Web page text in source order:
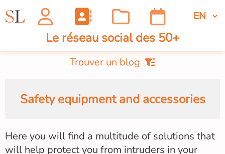
Le réseau social des 50+
Trouver un blog
Safety equipment and accessories
Here you will find a multitude of solutions that
will help protect you from intruders in your